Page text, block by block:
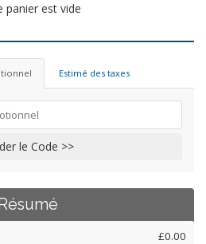
panier est vide
Estimé des taxes
le Code >>
Résumé
£0.00